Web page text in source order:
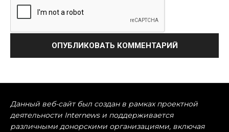
Данный веб-сайт был создан в рамках проектной
деятельности Internews и поддерживается
различными донорскими организациями, включая